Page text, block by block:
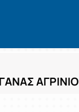
ΑΓΡΙΝΙΟ